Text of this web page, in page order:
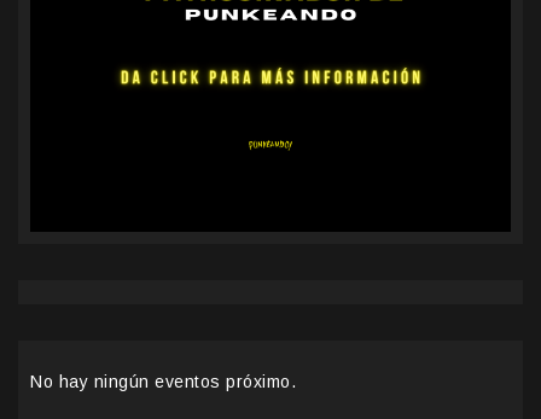
No hay ningún eventos próximo.